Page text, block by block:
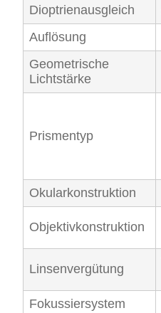
Dioptrienausgleich
Auflösung
Geometrische
Lichtstärke
Prismentyp
Okularkonstruktion
Objektivkonstruktion
Linsenvergütung
Fokussiersystem